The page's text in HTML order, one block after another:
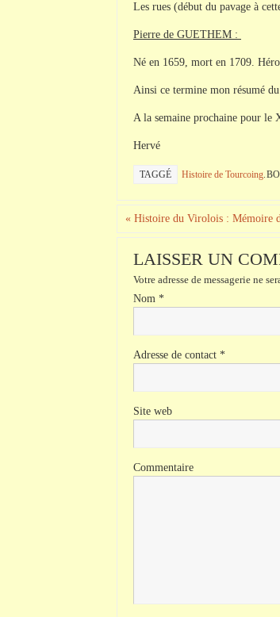
Les rues (début du pavage à
Pierre de GUETHEM :
Né en 1659, mort en 1709.
Ainsi ce termine mon résumé
A la semaine prochaine pour le
Hervé
TAGGÉ Histoire de Tourcoing.
« Histoire du Virolois : Mémoire
LAISSER UN
Votre adresse de messagerie ne
Nom *
Adresse de contact *
Site web
Commentaire